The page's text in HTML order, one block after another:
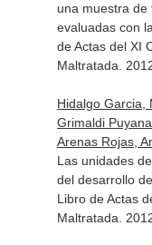
una muestra de
evaluadas con
de Actas del XI
Maltratada .
Hidalgo Garcia,
Grimaldi
Arenas Rojas,
Las unidades
del desarrollo
Libro de Actas
Maltratada .